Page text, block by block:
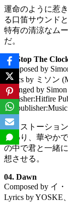
運命のように惹
る口笛サウンド
特有の清涼なム
だ。
03. Stop The
Composed by
Lyrics by ミソン
Arranged by
publisher:Hitfire
ディストーショ
加わり、華やか
の中で君と一緒
想させる。
04. Dawn
Composed by イ
Lyrics by YOSKE